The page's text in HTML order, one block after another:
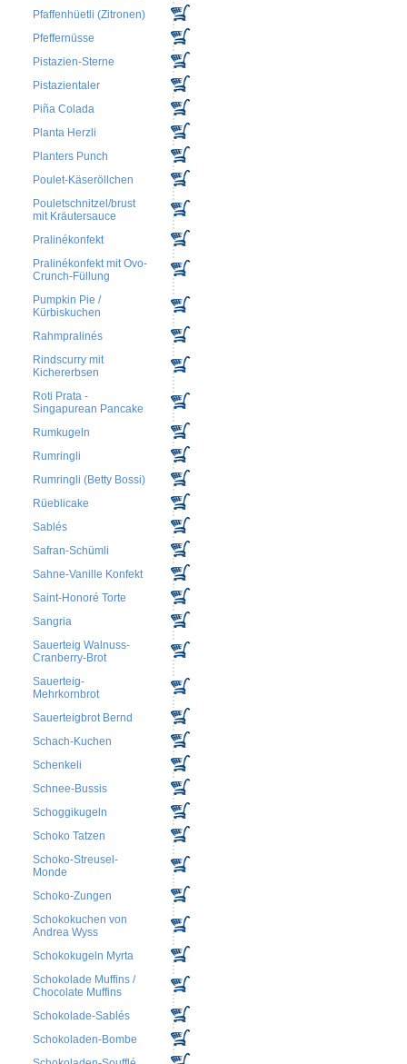
Pfaffenhüetli (Zitronen)
Pfeffernüsse
Pistazien-Sterne
Pistazientaler
Piña Colada
Planta Herzli
Planters Punch
Poulet-Käseröllchen
Pouletschnitzel/brust
mit Kräutersauce
Pralinékonfekt
Pralinékonfekt mit Ovo-
Crunch-Füllung
Pumpkin Pie /
Kürbiskuchen
Rahmpralinés
Rindscurry mit
Kichererbsen
Roti Prata -
Singapurean Pancake
Rumkugeln
Rumringli
Rumringli (Betty Bossi)
Rüeblicake
Sablés
Safran-Schümli
Sahne-Vanille Konfekt
Saint-Honoré Torte
Sangria
Sauerteig Walnuss-
Cranberry-Brot
Sauerteig-
Mehrkornbrot
Sauerteigbrot Bernd
Schach-Kuchen
Schenkeli
Schnee-Bussis
Schoggikugeln
Schoko Tatzen
Schoko-Streusel-
Monde
Schoko-Zungen
Schokokuchen von
Andrea Wyss
Schokokugeln Myrta
Schokolade Muffins /
Chocolate Muffins
Schokolade-Sablés
Schokoladen-Bombe